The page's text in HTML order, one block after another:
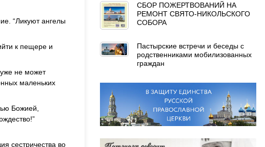
“Ликуют ангелы
к пещере и
не может
маленьких
Божией,
сестричества во
СБОР ПОЖЕРТВОВАНИЙ НА
РЕМОНТ СВЯТО-НИКОЛЬСКОГО
СОБОРА
Пастырские встречи и беседы с
родственниками мобилизованных
граждан